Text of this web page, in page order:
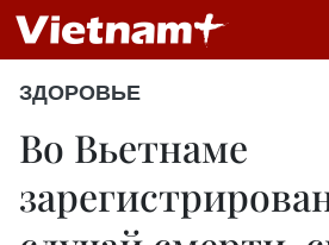
ЗДОРОВЬЕ
Во Вьетнаме